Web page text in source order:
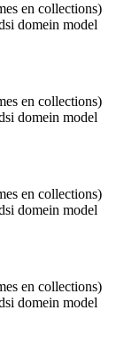
en collections)
domein model
en collections)
domein model
en collections)
domein model
en collections)
domein model